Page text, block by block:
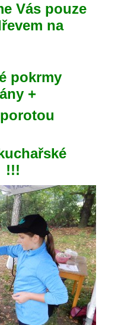
Vás pouze
na
pokrmy
+
!!!